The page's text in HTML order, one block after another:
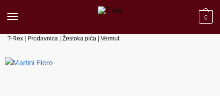
0
T-Rex Prodavnica Žestoka pića Vermut